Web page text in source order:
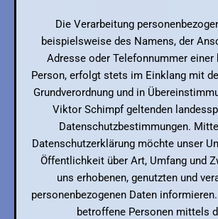
Die Verarbeitung
beispielsweise des Namens, der
Adresse oder Telefonnummer einer
Person, erfolgt stets im Einklang mit
Grundverordnung und in
Viktor Schimpf geltenden
Datenschutzbestimmungen.
Datenschutzerklärung möchte unser
Öffentlichkeit über Art, Umfang und
uns erhobenen, genutzten und
personenbezogenen Daten
betroffene Personen mittels